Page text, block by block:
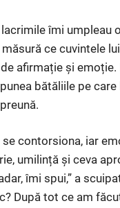
îmi umpleau
ce cuvintele
afirmație și emoție.
bătăliile pe
contorsiona, iar
umilință și ceva
îmi spui,” a
După tot ce am